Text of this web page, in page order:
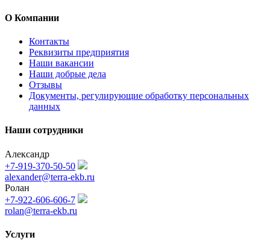
О Компании
Контакты
Реквизиты предприятия
Наши вакансии
Наши добрые дела
Отзывы
Документы, регулирующие обработку персональных
данных
Наши сотрудники
Александр
+7-919-370-50-50
alexander@terra-ekb.ru
Ролан
+7-922-606-606-7
rolan@terra-ekb.ru
Услуги